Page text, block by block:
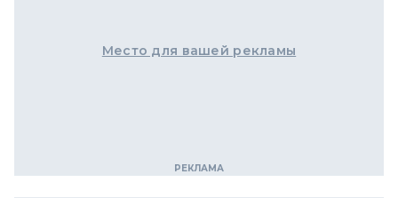
Место для вашей рекламы